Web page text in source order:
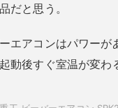
だと思う。
エアコンはパワーが
動後すぐ室温が変わ